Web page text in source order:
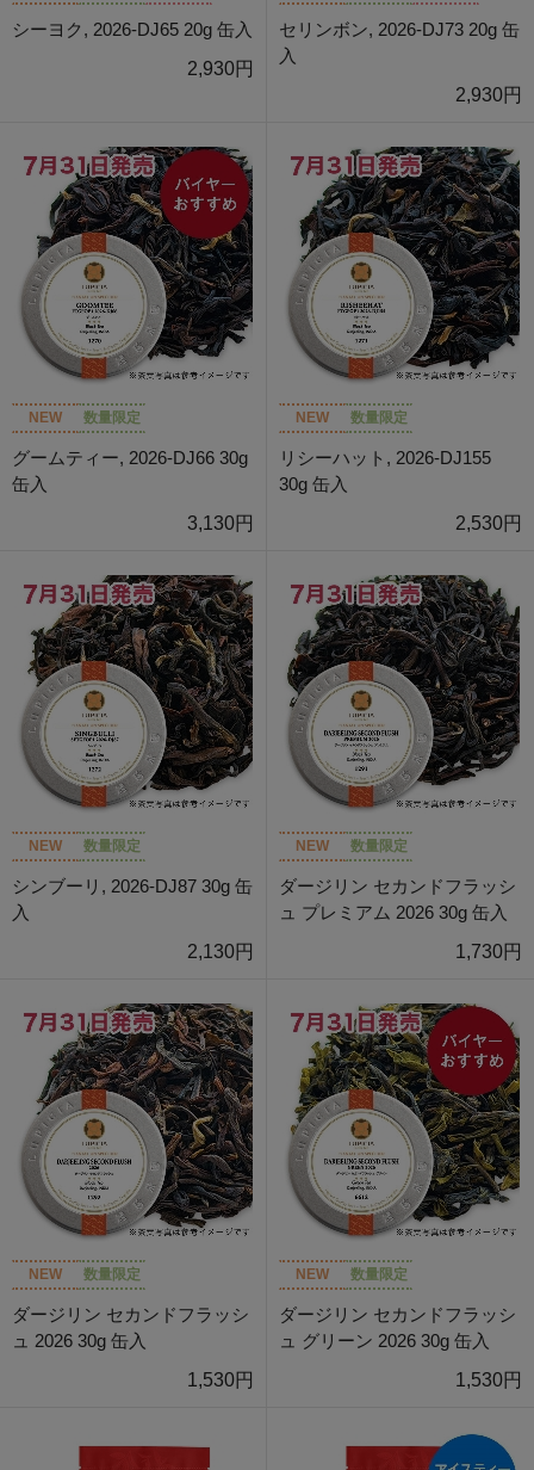
シーヨク, 2026-DJ65 20g 缶入
2,930円
セリンボン, 2026-DJ73 20g 缶
入
2,930円
NEW 数量限定
グームティー, 2026-DJ66 30g
缶入
3,130円
NEW 数量限定
リシーハット, 2026-DJ155
30g 缶入
2,530円
NEW 数量限定
シンブーリ, 2026-DJ87 30g 缶
入
2,130円
NEW 数量限定
ダージリン セカンドフラッシ
ュ プレミアム 2026 30g 缶入
1,730円
NEW 数量限定
ダージリン セカンドフラッシ
ュ 2026 30g 缶入
1,530円
NEW 数量限定
ダージリン セカンドフラッシ
ュ グリーン 2026 30g 缶入
1,530円